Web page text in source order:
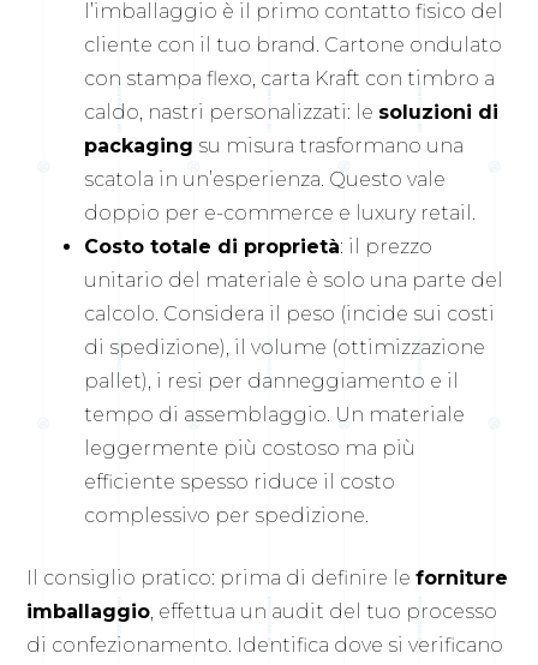
l’imballaggio è il primo contatto fisico del
cliente con il tuo brand. Cartone ondulato
con stampa flexo, carta Kraft con timbro a
caldo, nastri personalizzati: le soluzioni di
packaging su misura trasformano una
scatola in un’esperienza. Questo vale
doppio per e-commerce e luxury retail.
Costo totale di proprietà: il prezzo
unitario del materiale è solo una parte del
calcolo. Considera il peso (incide sui costi
di spedizione), il volume (ottimizzazione
pallet), i resi per danneggiamento e il
tempo di assemblaggio. Un materiale
leggermente più costoso ma più
efficiente spesso riduce il costo
complessivo per spedizione.
Il consiglio pratico: prima di definire leforniture
imballaggio , effettua un audit del tuo processo
di confezionamento. Identifica dove si verificano